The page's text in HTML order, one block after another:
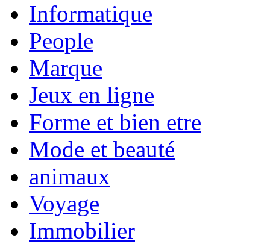
Informatique
People
Marque
Jeux en ligne
Forme et bien etre
Mode et beauté
animaux
Voyage
Immobilier